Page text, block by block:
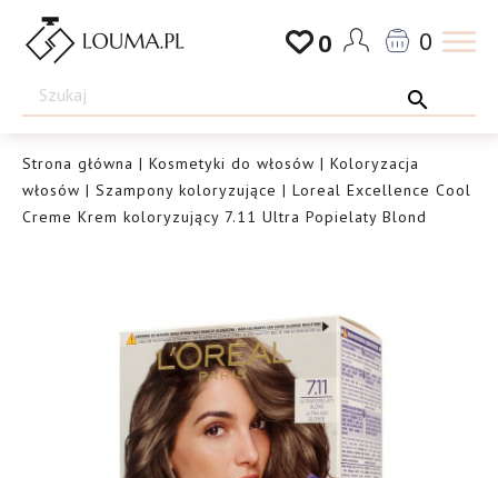
Przejdź
Drogeria
Louma.pl
0 0
Strona główna | Kosmetyki do włosów | Koloryzacja
włosów | Szampony koloryzujące | Loreal Excellence Cool
Creme Krem koloryzujący 7.11 Ultra Popielaty Blond